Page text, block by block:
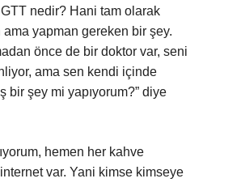
nedir? Hani tam olarak
ama yapman gereken bir şey.
önce de bir doktor var, seni
ama sen kendi içinde
bir şey mi yapıyorum?” diye
hemen her kahve
var. Yani kimse kimseye